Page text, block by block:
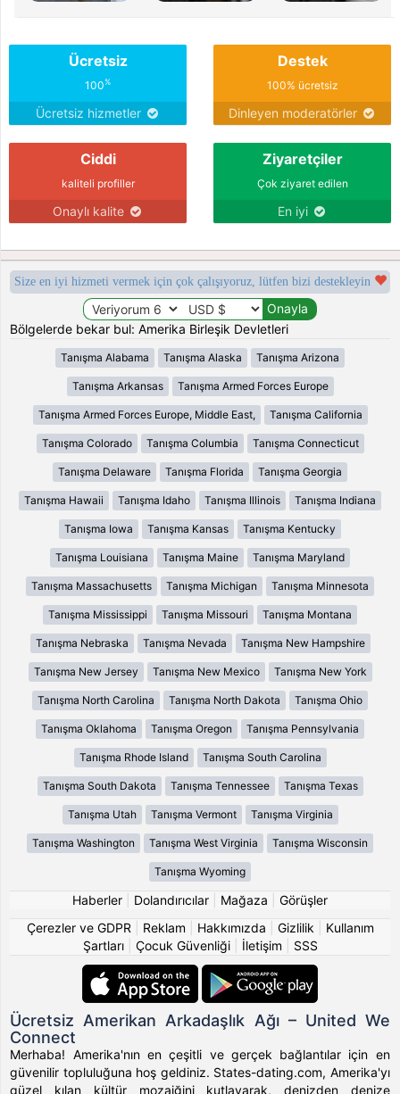
Ücretsiz
100%
Ücretsiz hizmetler
Destek
100% ücretsiz
Dinleyen moderatörler
Ciddi
kaliteli profiller
Onaylı kalite
Ziyaretçiler
Çok ziyaret edilen
En iyi
Size en iyi hizmeti vermek için çok çalışıyoruz, lütfen bizi destekleyin
Bölgelerde bekar bul: Amerika Birleşik Devletleri
Tanışma Alabama Tanışma Alaska Tanışma Arizona
Tanışma Arkansas Tanışma Armed Forces Europe
Tanışma Armed Forces Europe, Middle East, Tanışma California
Tanışma Colorado Tanışma Columbia Tanışma Connecticut
Tanışma Delaware Tanışma Florida Tanışma Georgia
Tanışma Hawaii Tanışma Idaho Tanışma Illinois Tanışma Indiana
Tanışma Iowa Tanışma Kansas Tanışma Kentucky
Tanışma Louisiana Tanışma Maine Tanışma Maryland
Tanışma Massachusetts Tanışma Michigan Tanışma Minnesota
Tanışma Mississippi Tanışma Missouri Tanışma Montana
Tanışma Nebraska Tanışma Nevada Tanışma New Hampshire
Tanışma New Jersey Tanışma New Mexico Tanışma New York
Tanışma North Carolina Tanışma North Dakota Tanışma Ohio
Tanışma Oklahoma Tanışma Oregon Tanışma Pennsylvania
Tanışma Rhode Island Tanışma South Carolina
Tanışma South Dakota Tanışma Tennessee Tanışma Texas
Tanışma Utah Tanışma Vermont Tanışma Virginia
Tanışma Washington Tanışma West Virginia Tanışma Wisconsin
Tanışma Wyoming
Haberler Dolandırıcılar Mağaza
Görüşler
Çerezler ve GDPR
Reklam Hakkımızda Gizlilik
Kullanım
Şartları| Çocuk Güvenliği| İletişim SSS
Ücretsiz Amerikan Arkadaşlık Ağı – United We
Connect
Merhaba! Amerika'nın en çeşitli ve gerçek bağlantılar için en
güvenilir topluluğuna hoş geldiniz. States-dating.com, Amerika'yı
güzel kılan kültür mozaiğini kutlayarak, denizden denize